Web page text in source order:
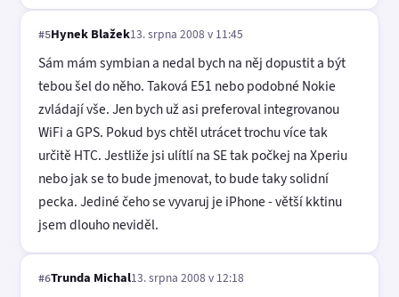
#5Hynek Blažek13. srpna 2008 v 11:45
Sám mám symbian a nedal bych na něj dopustit a být
tebou šel do něho. Taková E51 nebo podobné Nokie
zvládají vše. Jen bych už asi preferoval integrovanou
WiFi a GPS. Pokud bys chtěl utrácet trochu více tak
určitě HTC. Jestliže jsi ulítlí na SE tak počkej na Xperiu
nebo jak se to bude jmenovat, to bude taky solidní
pecka. Jediné čeho se vyvaruj je iPhone - větší kktinu
jsem dlouho neviděl.
#6Trunda Michal13. srpna 2008 v 12:18